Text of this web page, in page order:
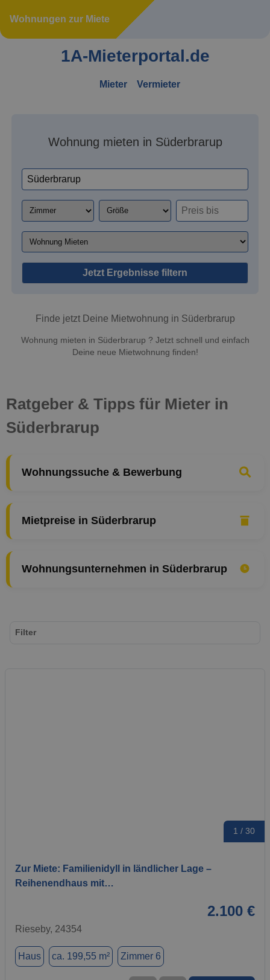
Wohnungen zur Miete
1A-Mieterportal.de
Mieter Vermieter
Wohnung mieten in Süderbrarup
Jetzt Ergebnisse filtern
Finde jetzt Deine Mietwohnung in Süderbrarup
Wohnung mieten in Süderbrarup ? Jetzt schnell und einfach
Deine neue Mietwohnung finden!
Ratgeber & Tipps für Mieter in
Süderbrarup
Wohnungssuche & Bewerbung
Mietpreise in Süderbrarup
Wohnungsunternehmen in Süderbrarup
1 / 30
Zur Miete: Familienidyll in ländlicher Lage –
Reihenendhaus mit…
2.100 €
Rieseby, 24354
Haus ca. 199,55 m² Zimmer 6
Filter